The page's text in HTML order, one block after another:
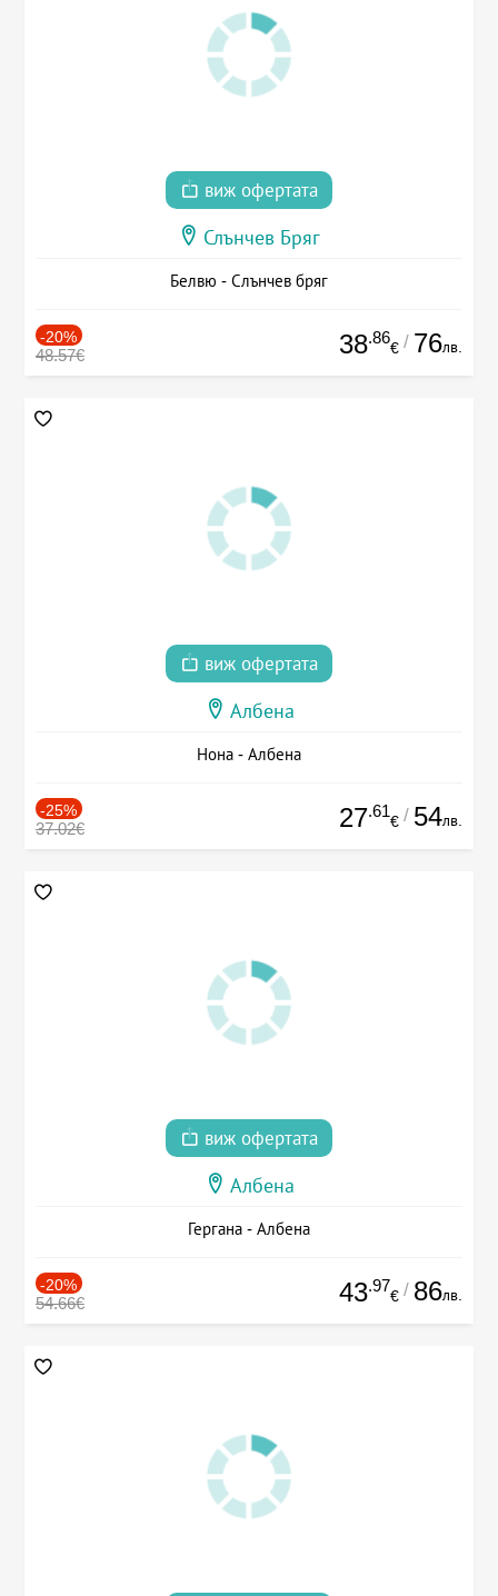
виж офертата
Слънчев Бряг
Белвю - Слънчев бряг
-20%
48.57€ 38.86
€ / 76лв.
виж офертата
Албена
Нона - Албена
-25%
37.02€ 27.61
€ / 54лв.
виж офертата
Албена
Гергана - Албена
-20%
54.66€ 43.97
€ / 86лв.